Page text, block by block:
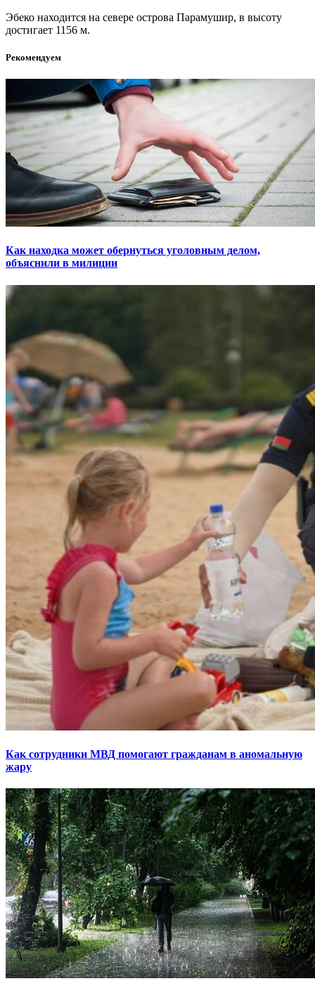
Эбеко находится на севере острова Парамушир, в высоту
достигает 1156 м.
Рекомендуем
Как находка может обернуться уголовным делом,
объяснили в милиции
Как сотрудники МВД помогают гражданам в аномальную
жару